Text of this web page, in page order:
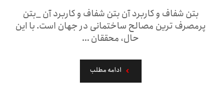
بتن شفاف و کاربرد آن بتن شفاف و کاربرد آن _بتن
پرمصرف ترین مصالح ساختمانی در جهان است. با این
حال، محققان ...
ادامه مطلب